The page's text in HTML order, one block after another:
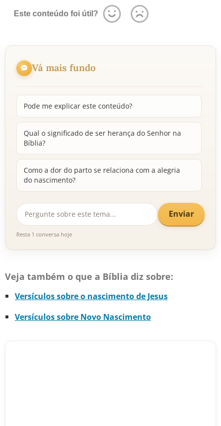
Este conteúdo foi útil?
Vá mais fundo
Pode me explicar este conteúdo?
Qual o significado de ser herança do Senhor na
Bíblia?
Como a dor do parto se relaciona com a alegria
do nascimento?
Enviar
Resta 1 conversa hoje
Veja também o que a Bíblia diz sobre:
Versículos sobre o nascimento de Jesus
Versículos sobre Novo Nascimento